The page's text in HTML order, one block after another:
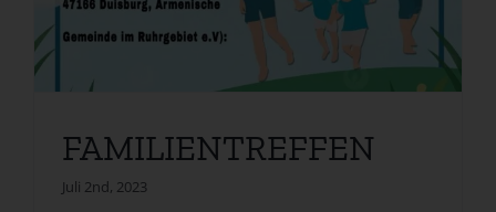
FAMILIENTREFFEN
Juli 2nd, 2023